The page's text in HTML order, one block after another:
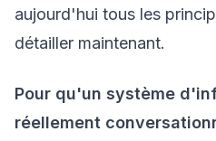
aujourd'hui tous les
détailler maintenant.
Pour qu'un système
réellement